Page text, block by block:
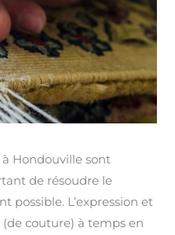
Hondouville sont
de résoudre le
possible. L’expression et
couture) à temps en